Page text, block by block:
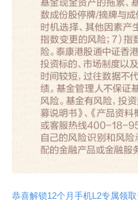
恭喜解锁12个月手机L2专属领